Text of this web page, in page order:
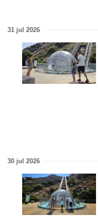
31 jul 2026
30 jul 2026